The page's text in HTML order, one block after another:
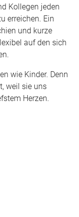
Kollegen jeden
erreichen. Ein
und kurze
auf den sich
wie Kinder. Denn
weil sie uns
Herzen.